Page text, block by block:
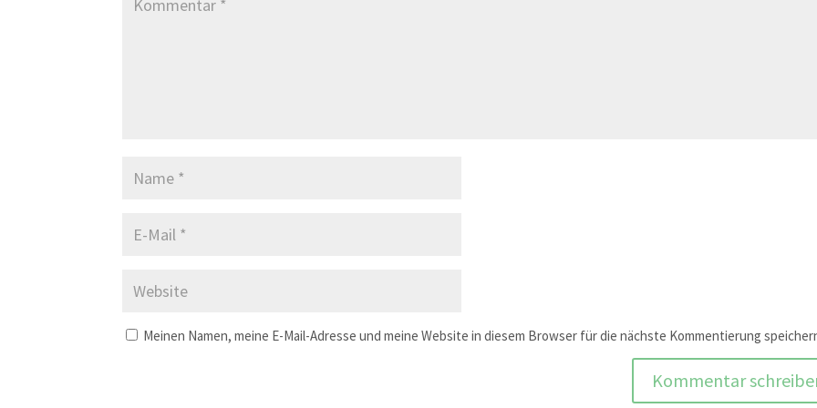
Meinen Namen, meine E-Mail-Adresse und meine Website in diesem Browser für die nächste Kommentierung